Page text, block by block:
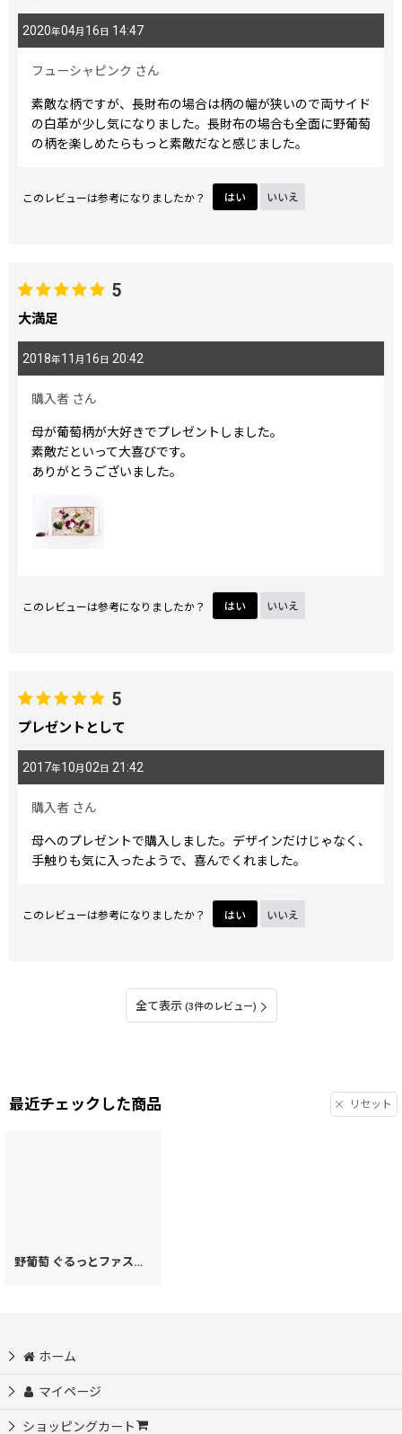
2020年04月 16日 14:47
フューシャピンク さん
素敵な柄ですが、長財布の場合は柄の幅が狭いので両サイド
の白革が少し気になりました。長財布の場合も全面に野葡萄
の柄を楽しめたらもっと素敵だなと感じました。
このレビューは参考になりましたか？ はい いいえ
5
大満足
2018年11 月 16日 20:42
購入者 さん
母が葡萄柄が大好きでプレゼントしました。
素敵だといって大喜びです。
ありがとうございました。
このレビューは参考になりましたか？ はい いいえ
5
プレゼントとして
2017年10月 02 日 21:42
購入者 さん
母へのプレゼントで購入しました。デザインだけじゃなく、
手触りも気に入ったようで、喜んでくれました。
このレビューは参考になりましたか？ はい いいえ
全て表示 (3件のレビュー)
最近チェックした商品 リセット
野葡萄 ぐるっとファスナーの長財布［t］
ホーム
マイページ
ショッピングカート